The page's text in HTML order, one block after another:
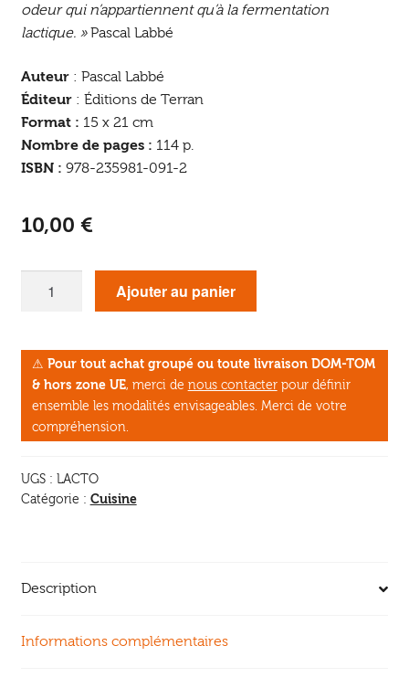
odeur qui n’appartiennent qu’à la fermentation
lactique. »Pascal Labbé
Auteur: Pascal Labbé
Éditeur: Éditions de Terran
Format : 15 x 21 cm
Nombre de pages : 114 p.
ISBN : 978-235981-091-2
10,00 €
Lactofermentation
Ajouter au panier
⚠ Pour tout achat groupé ou toute livraison DOM-TOM
& hors zone UE, merci de nous contacterpour définir
ensemble les modalités envisageables. Merci de votre
compréhension.
UGS : LACTO
Catégorie : Cuisine
Description
Informations complémentaires